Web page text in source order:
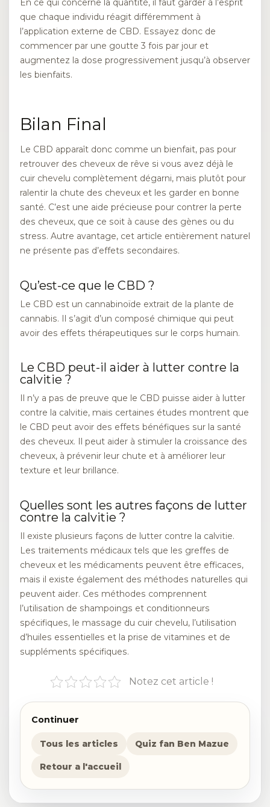
que chaque individu réagit différemment à
l’application externe de CBD. Essayez donc de
commencer par une goutte 3 fois par jour et
augmentez la dose progressivement jusqu’à observer
les bienfaits.
Bilan Final
Le CBD apparaît donc comme un bienfait, pas pour
retrouver des cheveux de rêve si vous avez déjà le
cuir chevelu complètement dégarni, mais plutôt pour
ralentir la chute des cheveux et les garder en bonne
santé. C’est une aide précieuse pour contrer la perte
des cheveux, que ce soit à cause des gènes ou du
stress. Autre avantage, cet article entièrement naturel
ne présente pas d’effets secondaires.
Qu’est-ce que le CBD ?
Le CBD est un cannabinoïde extrait de la plante de
cannabis. Il s’agit d’un composé chimique qui peut
avoir des effets thérapeutiques sur le corps humain.
Le CBD peut-il aider à lutter contre la
calvitie ?
Il n’y a pas de preuve que le CBD puisse aider à lutter
contre la calvitie, mais certaines études montrent que
le CBD peut avoir des effets bénéfiques sur la santé
des cheveux. Il peut aider à stimuler la croissance des
cheveux, à prévenir leur chute et à améliorer leur
texture et leur brillance.
Quelles sont les autres façons de lutter
contre la calvitie ?
Il existe plusieurs façons de lutter contre la calvitie.
Les traitements médicaux tels que les greffes de
cheveux et les médicaments peuvent être efficaces,
mais il existe également des méthodes naturelles qui
peuvent aider. Ces méthodes comprennent
l’utilisation de shampoings et conditionneurs
spécifiques, le massage du cuir chevelu, l’utilisation
d’huiles essentielles et la prise de vitamines et de
suppléments spécifiques.
Notez cet article !
Continuer
Tous les articles Quiz fan Ben Mazue
Retour a l'accueil